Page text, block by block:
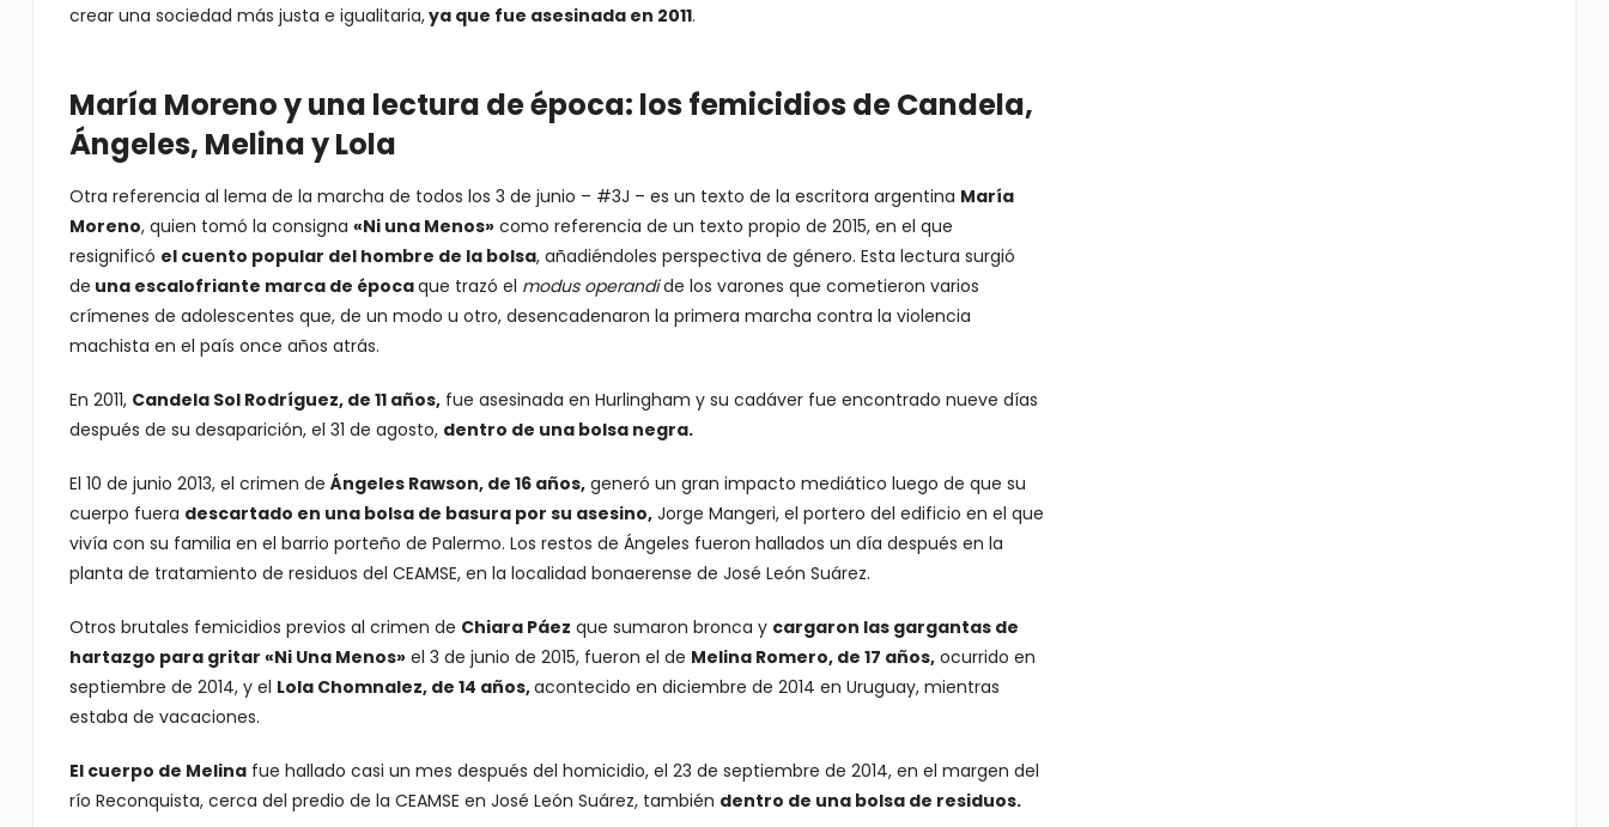
crear una sociedad más justa e igualitaria,ya que fue asesinada en 2011.
María Moreno y una lectura de época: los femicidios de Candela,
Ángeles, Melina y Lola
Otra referencia al lema de la marcha de todos los 3 de junio – #3J – es un texto de la escritora argentina María
Moreno, quien tomó la consigna «Ni una Menos»como referencia de un texto propio de 2015, en el que
resignificó el cuento popular del hombre de la bolsa, añadiéndoles perspectiva de género. Esta lectura surgió
de una escalofriante marca de épocaque trazó el modus operandide los varones que cometieron varios
crímenes de adolescentes que, de un modo u otro, desencadenaron la primera marcha contra la violencia
machista en el país once años atrás.
En 2011, Candela Sol Rodríguez, de 11 años,fue asesinada en Hurlingham y su cadáver fue encontrado nueve días
después de su desaparición, el 31 de agosto, dentro de una bolsa negra.
El 10 de junio 2013, el crimen de Ángeles Rawson, de 16 años,generó un gran impacto mediático luego de que su
cuerpo fuera descartado en una bolsa de basura por su asesino,Jorge Mangeri, el portero del edificio en el que
vivía con su familia en el barrio porteño de Palermo. Los restos de Ángeles fueron hallados un día después en la
planta de tratamiento de residuos del CEAMSE, en la localidad bonaerense de José León Suárez.
Otros brutales femicidios previos al crimen de Chiara Páez que sumaron bronca y cargaron las gargantas de
hartazgo para gritar «Ni Una Menos»el 3 de junio de 2015, fueron el de Melina Romero, de 17 años,ocurrido en
septiembre de 2014, y el Lola Chomnalez, de 14 años,acontecido en diciembre de 2014 en Uruguay, mientras
estaba de vacaciones.
El cuerpo de Melinafue hallado casi un mes después del homicidio, el 23 de septiembre de 2014, en el margen del
río Reconquista, cerca del predio de la CEAMSE en José León Suárez, también dentro de una bolsa de residuos.